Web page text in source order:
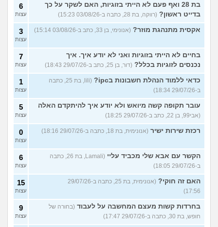
בת 28 ואף פעם לא הייתי בזוגיות, האם לשקר על כך
בדייט ראשון? (רווקה, בת 28, כתבה ב-03/08/26 15:23)
6
עצות
אקסית מתנהגת מוזר? (אנונימי, בן 33, כתב ב-03/08/26 15:14) 3
עצות
בחיים לא הייתי בזוגיות ואני לא יודע איך. איך
נכנסים לזוגיות בכלל? (דור, בן 25, כתב ב-29/07/26 18:43)
7
עצות
כדאי ללמוד הנהלת חשבונות בipc?
(lili, בת 25, כתבה
ב-29/07/26 18:34)
1
עצות
עובר תקופה קשה מיואש ולא יודע איך להיתקדם האלה
(אבי99, בן 22, כתב ב-29/07/26 18:25)
5
עצות
רכזת שירות ישיר (אנונימית, בת 18, כתבה ב-29/07/26 18:16) 0
עצות
הקשר עם אבא שלי מכביד עליי
(Lamali, בת 26, כתבה
ב-29/07/26 18:05)
6
עצות
האם זה חוקי?
(אנונימית, בת 25, כתבה ב-29/07/26
17:56)
15
עצות
בחרדות קשות מעצם המחשבה על לעבוד (בחורה של
חופש, בת 30, כתבה ב-29/07/26 17:47)
9
עצות